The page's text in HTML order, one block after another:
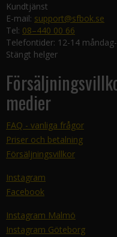
Kundtjänst
E-mail: support@sfbok.se
Tel: 08–440 00 66
Telefontider: 12-14
Stängt helger
medier
FAQ - vanliga frågor
Priser och betalning
Försäljningsvillkor
Instagram
Facebook
Instagram Malmö
Instagram Göteborg